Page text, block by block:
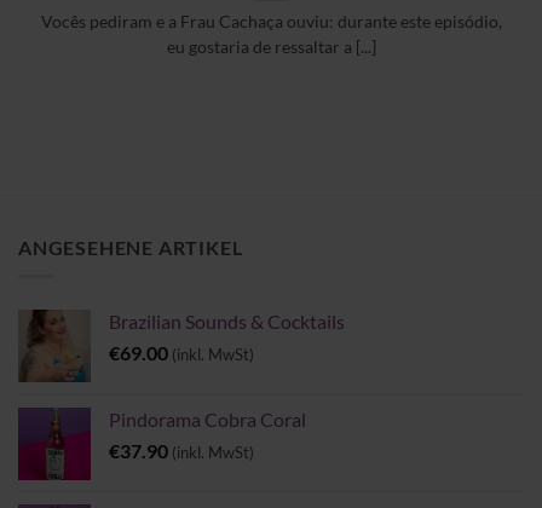
Vocês pediram e a Frau Cachaça ouviu: durante este episódio,
eu gostaria de ressaltar a [...]
ANGESEHENE ARTIKEL
Brazilian Sounds & Cocktails
€69.00 (inkl. MwSt)
Pindorama Cobra Coral
€37.90 (inkl. MwSt)